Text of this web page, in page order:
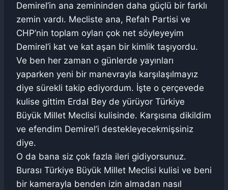
Demirel’in ana zemininden daha güçlü bir farklı
zemin vardı. Mecliste ana, Refah Partisi ve
CHP’nin toplam oyları çok net söyleyeyim
Demirel’i kat ve kat aşan bir kimlik taşıyordu.
Ve ben her zaman o günlerde yayınları
yaparken yeni bir manevrayla karşılaşılmayız
diye sürekli takip ediyordum. İşte o çerçevede
kulise gittim Erdal Bey de yürüyor Türkiye
Büyük Millet Meclisi kulisinde. Karşısına dikildim
ve efendim Demirel’i destekleyecekmişsiniz
diye.
O da bana siz çok fazla ileri gidiyorsunuz.
Burası Türkiye Büyük Millet Meclisi kulisi ve beni
bir kamerayla benden izin almadan nasıl